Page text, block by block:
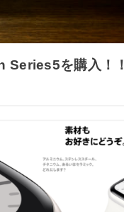
Series5を購入！！